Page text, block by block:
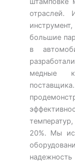
отраслей.
большие
в
медные
20%. Мы